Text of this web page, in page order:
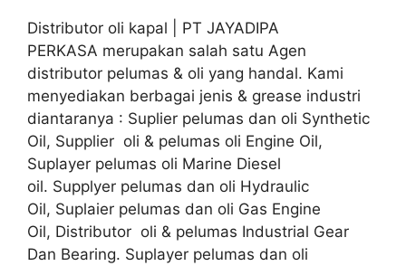
Distributor oli kapal | PT JAYADIPA
PERKASA merupakan salah satu Agen
distributor pelumas & oli yang handal. Kami
menyediakan berbagai jenis & grease industri
diantaranya : Suplier pelumas dan oli Synthetic
Oil, Supplier oli & pelumas oli Engine Oil,
Suplayer pelumas oli Marine Diesel
oil. Supplyer pelumas dan oli Hydraulic
Oil, Suplaier pelumas dan oli Gas Engine
Oil, Distributor oli & pelumas Industrial Gear
Dan Bearing. Suplayer pelumas dan oli